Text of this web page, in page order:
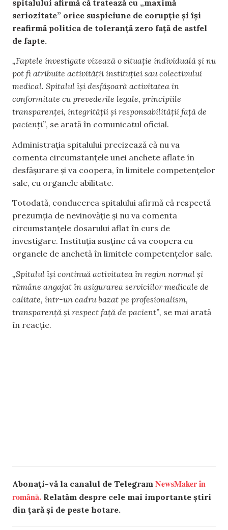
spitalului afirmă că tratează cu „maximă
seriozitate” orice suspiciune de corupție și își
reafirmă politica de toleranță zero față de astfel
de fapte.
„Faptele investigate vizează o situație individuală și nu
pot fi atribuite activității instituției sau colectivului
medical. Spitalul își desfășoară activitatea in
conformitate cu prevederile legale, principiile
transparenței, integrității și responsabilității față de
pacienți”, se arată în comunicatul oficial.
Administrația spitalului precizează că nu va
comenta circumstanțele unei anchete aflate în
desfășurare și va coopera, în limitele competențelor
sale, cu organele abilitate.
Totodată, conducerea spitalului afirmă că respectă
prezumția de nevinovăție și nu va comenta
circumstanțele dosarului aflat în curs de
investigare. Instituția susține că va coopera cu
organele de anchetă în limitele competențelor sale.
„Spitalul își continuă activitatea în regim normal și
rămâne angajat în asigurarea serviciilor medicale de
calitate, într-un cadru bazat pe profesionalism,
transparență și respect față de pacient”, se mai arată
în reacție.
Abonați-vă la canalul de Telegram NewsMaker în
română. Relatăm despre cele mai importante știri
din țară și de peste hotare.